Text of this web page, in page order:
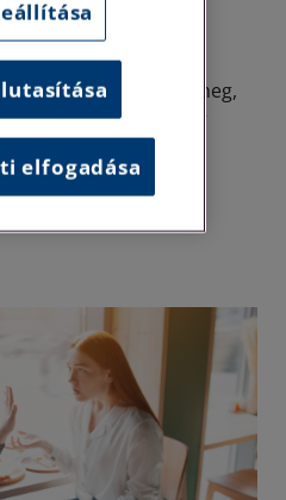
ügyvéd,
kifejezés, amik a
jelennek meg,
cikkünkben már
elfogadása